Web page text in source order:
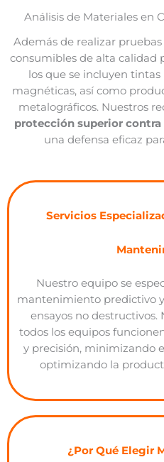
Análisis de Materiales en
Además de realizar
consumibles de alta calidad
los que se incluyen tintas
magnéticas, así como
metalográficos. Nuestros
protección superior contra
una defensa eficaz
Servicios
Nuestro equipo se
mantenimiento predictivo
ensayos no destructivos.
todos los equipos
y precisión, minimizando
optimizando la
¿Por Qué Elegir